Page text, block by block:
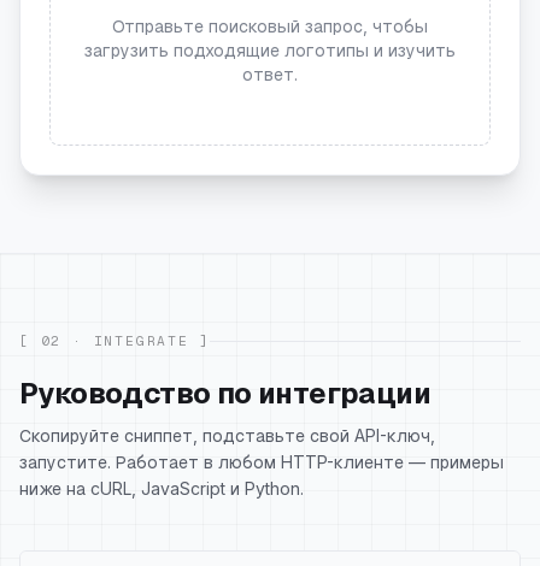
Отправьте поисковый запрос, чтобы
загрузить подходящие логотипы и изучить
ответ.
[ 02 · INTEGRATE ]
Руководство по интеграции
Скопируйте сниппет, подставьте свой API-ключ,
запустите. Работает в любом HTTP-клиенте — примеры
ниже на cURL, JavaScript и Python.